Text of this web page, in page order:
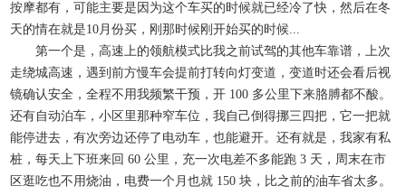
按摩都有，可能主要是因为这个车买的时候就已经冷了快，然后在冬
天的情在就是10月份买，刚那时候刚开始买的时候...
第一个是，高速上的领航模式比我之前试驾的其他车靠谱，上次
走绕城高速，遇到前方慢车会提前打转向灯变道，变道时还会看后视
镜确认安全，全程不用我频繁干预，开 100 多公里下来胳膊都不酸。
还有自动泊车，小区里那种窄车位，我自己倒得挪三四把，它一把就
能停进去，有次旁边还停了电动车，也能避开。还有就是，我家有私
桩，每天上下班来回 60 公里，充一次电差不多能跑 3 天，周末在市
区逛吃也不用烧油，电费一个月也就 150 块，比之前的油车省太多。